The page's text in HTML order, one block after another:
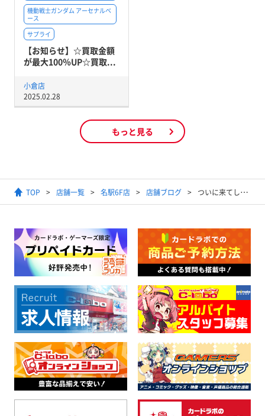
機動戦士ガンダム アーセナルベ
ース
サプライ
【お知らせ】☆買取金額
が最大100％UP☆買取...
小倉店
2025.02.28
もっと見る
TOP 店舗一覧 名駅6F店 店舗ブログ ついに来てしまった…！！！！